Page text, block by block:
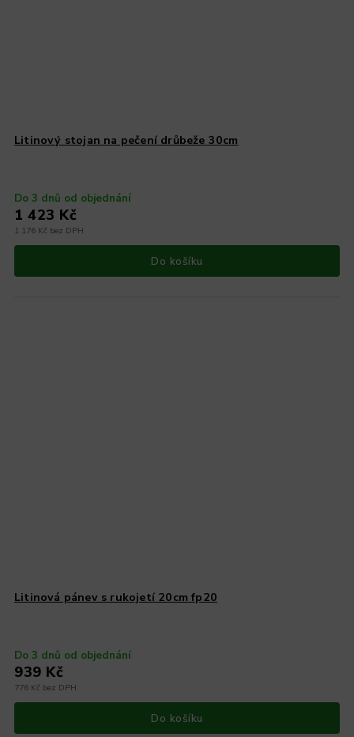
Litinový stojan na pečení drůbeže 30cm
Do 3 dnů od objednání
1 176 Kč bez DPH
1 423 Kč
Do košíku
Litinová pánev s rukojetí 20cm fp20
Do 3 dnů od objednání
776 Kč bez DPH
939 Kč
Do košíku